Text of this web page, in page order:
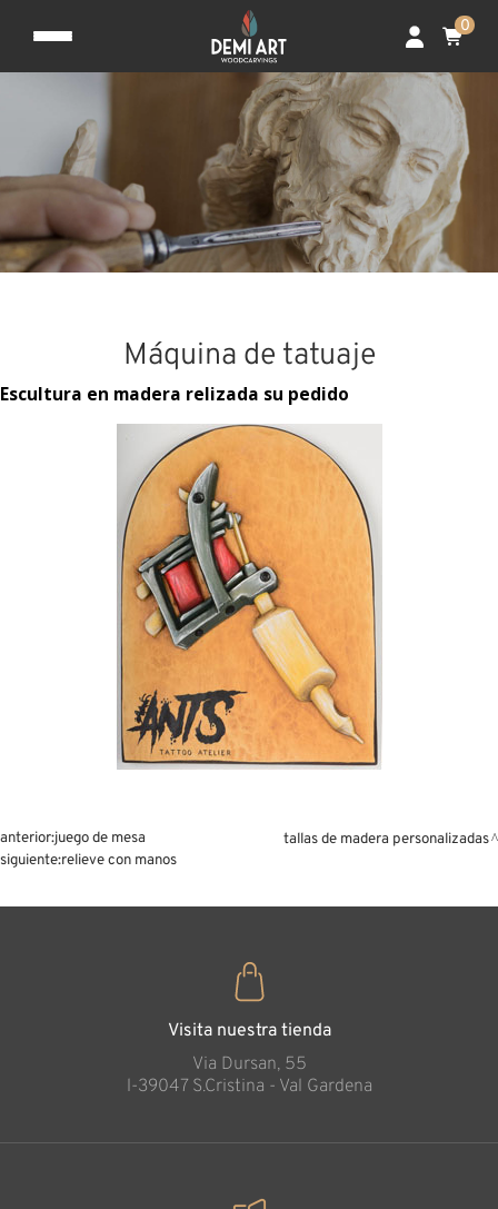
0
Máquina de tatuaje
Escultura en madera relizada su pedido
anterior:juego de mesa
siguiente:relieve con manos
tallas de madera personalizadas
Visita nuestra tienda
Via Dursan, 55
l-39047 S.Cristina - Val Gardena